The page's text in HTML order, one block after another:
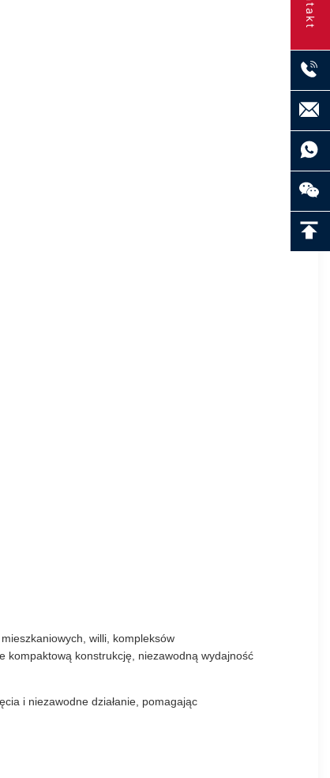
willi, kompleksów
kompaktową konstrukcję, niezawodną wydajność
i niezawodne działanie, pomagając